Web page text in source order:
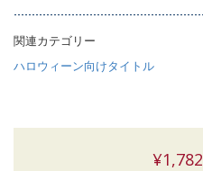
関連カテゴリー
ハロウィーン向けタイトル
¥1,782